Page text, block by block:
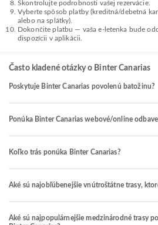
Skontrolujte podrobnosti vašej rezervácie.
Vyberte spôsob platby (kreditná/debetná
alebo na splátky).
Dokončite platbu — vaša e-letenka bude
dispozícii v aplikácii.
Často kladené otázky o Binter Canarias
Poskytuje Binter Canarias povolenú batožinu?
Ponúka Binter Canarias webové/online
Koľko trás ponúka Binter Canarias?
Aké sú najobľúbenejšie vnútroštátne trasy,
Aké sú najpopulárnejšie medzinárodné trasy